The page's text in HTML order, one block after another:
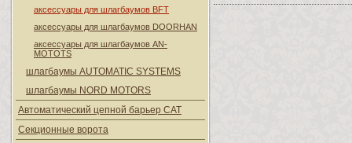
аксессуары для шлагбаумов BFT
аксессуары для шлагбаумов DOORHAN
аксессуары для шлагбаумов AN-
MOTOTS
шлагбаумы AUTOMATIC SYSTEMS
шлагбаумы NORD MOTORS
Автоматический цепной барьер CAT
Секционные ворота